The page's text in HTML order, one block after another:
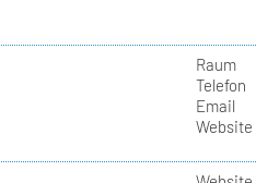
Raum
Telefon
Email
Website